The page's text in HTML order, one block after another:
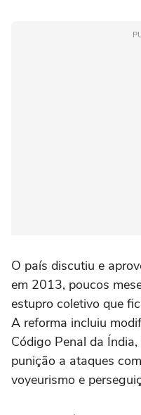
O país discutiu e
em 2013, poucos
estupro coletivo que
A reforma incluiu
Código Penal da
punição a ataques
voyeurismo e